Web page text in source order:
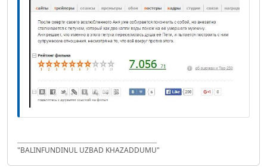
"BALINFUNDINUL UZBAD KHAZADDUMU"